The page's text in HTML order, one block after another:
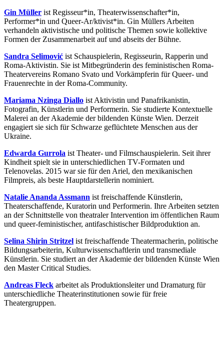
Gin Müller ist Regisseur*in, Theaterwissenschafter*in,
Performer*in und Queer-Ar/ktivist*in. Gin Müllers Arbeiten
verhandeln aktivistische und politische Themen sowie kollektive
Formen der Zusammenarbeit auf und abseits der Bühne.
Sandra Selimović ist Schauspielerin, Regisseurin, Rapperin und
Roma-Aktivistin. Sie ist Mitbegründerin des feministischen Roma-
Theatervereins Romano Svato und Vorkämpferin für Queer- und
Frauenrechte in der Roma-Community.
Mariama Nzinga Diallo ist Aktivistin und Panafrikanistin,
Fotografin, Künstlerin und Performerin. Sie studierte Kontextuelle
Malerei an der Akademie der bildenden Künste Wien. Derzeit
engagiert sie sich für Schwarze geflüchtete Menschen aus der
Ukraine.
Edwarda Gurrola ist Theater- und Filmschauspielerin. Seit ihrer
Kindheit spielt sie in unterschiedlichen TV-Formaten und
Telenovelas. 2015 war sie für den Ariel, den mexikanischen
Filmpreis, als beste Hauptdarstellerin nominiert.
Natalie Ananda Assmann ist freischaffende Künstlerin,
Theaterschaffende, Kuratorin und Performerin. Ihre Arbeiten setzten
an der Schnittstelle von theatraler Intervention im öffentlichen Raum
und queer-feministischer, antifaschistischer Bildproduktion an.
Selina Shirin Stritzel ist freischaffende Theatermacherin, politische
Bildungsarbeiterin, Kulturwissenschaftlerin und transmediale
Künstlerin. Sie studiert an der Akademie der bildenden Künste Wien
den Master Critical Studies.
Andreas Fleck arbeitet als Produktionsleiter und Dramaturg für
unterschiedliche Theaterinstitutionen sowie für freie
Theatergruppen.